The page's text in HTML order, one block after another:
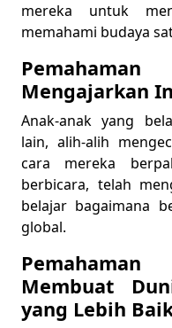
mereka untuk
memahami budaya
Mengajarkan
Anak-anak yang
lain, alih-alih
cara mereka
berbicara, telah
belajar bagaimana
global.
Membuat
yang Lebih